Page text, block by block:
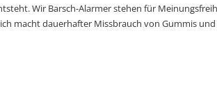
Wir Barsch-Alarmer stehen für
macht dauerhafter Missbrauch von Gummis